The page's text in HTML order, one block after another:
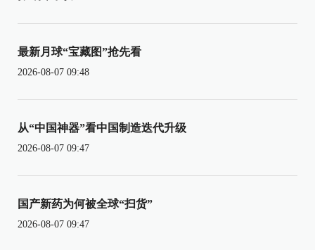
最新月球“宝藏图”抢先看
2026-08-07 09:48
从“中国神器”看中国制造迭代升级
2026-08-07 09:47
国产新药为何被全球“扫货”
2026-08-07 09:47